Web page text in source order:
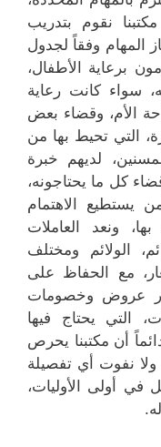
نقوم بتدريب
المهام وفقاً لجدول
برعاية الأطفال،
سواء كانت رعاية
الأم، وقضاء بعض
التي تحيط بها من
لديهم خبرة
كل ما يحتاجونه،
يستطيع الاهتمام
بها، ونعد العاملات
الولائم ومختلف
مع الحفاظ على
عروض وخصومات
التي يحتاج فيها
أن مكتبنا يحرص
ولا نفوت أي تفصيلة
في أولى الأوليات،